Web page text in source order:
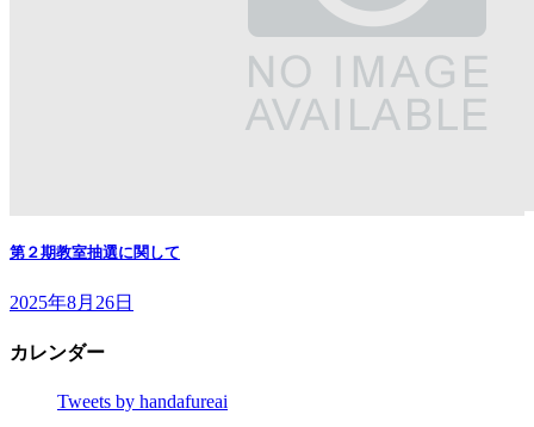
第２期教室抽選に関して
2025年8月26日
カレンダー
Tweets by handafureai